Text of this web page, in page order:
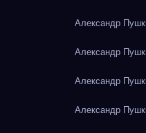
Александр
Александр
Александр
Александр